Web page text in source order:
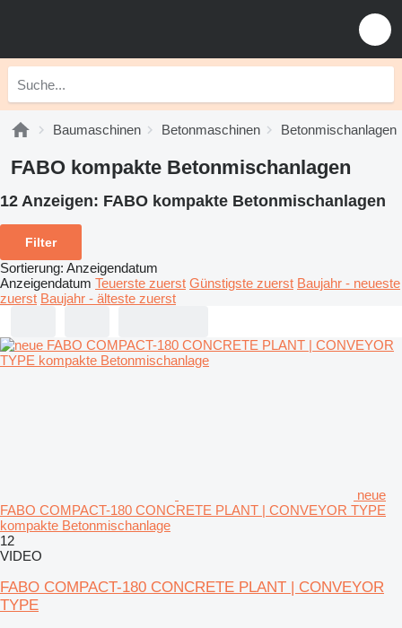
Baumaschinen Betonmaschinen Betonmischanlagen
FABO kompakte Betonmischanlagen
12 Anzeigen: FABO kompakte Betonmischanlagen
Filter
Sortierung: Anzeigendatum
Anzeigendatum Teuerste zuerst Günstigste zuerst Baujahr - neueste
zuerst Baujahr - älteste zuerst
neue
FABO COMPACT-180 CONCRETE PLANT | CONVEYOR TYPE
kompakte Betonmischanlage
12
VIDEO
FABO COMPACT-180 CONCRETE PLANT | CONVEYOR
TYPE